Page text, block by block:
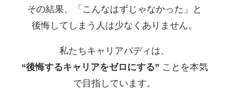
その結果、「こんなはずじゃなかった」と
後悔してしまう人は少なくありません。
私たちキャリアバディは、
“後悔するキャリアをゼロにする” ことを本気
で目指しています。